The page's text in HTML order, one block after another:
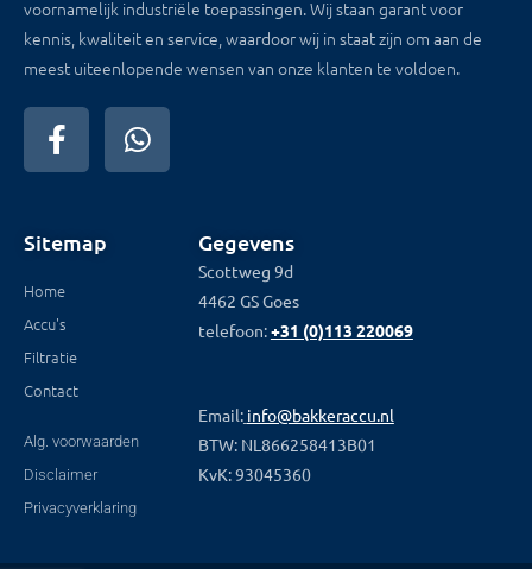
voornamelijk industriële toepassingen. Wij staan garant voor
kennis, kwaliteit en service, waardoor wij in staat zijn om aan de
meest uiteenlopende wensen van onze klanten te voldoen.
Sitemap
Home
Accu's
Filtratie
Contact
Alg. voorwaarden
Disclaimer
Privacyverklaring
Gegevens
Scottweg 9d
4462 GS Goes
telefoon:+31 (0)113 220069
Email: info@bakkeraccu.nl
BTW: NL866258413B01
KvK: 93045360